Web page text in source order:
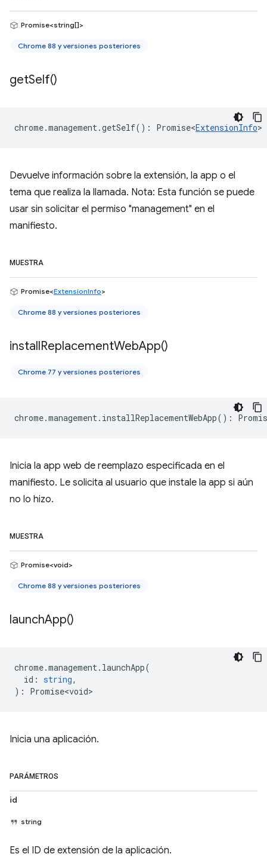
Promise<string[]>
Chrome 88 y versiones posteriores
getSelf()
chrome.management.getSelf() : Promise<ExtensionInfo>
Devuelve información sobre la extensión, la app o el
tema que realiza la llamada. Nota: Esta función se puede
usar sin solicitar el permiso "management" en el
manifiesto.
MUESTRA
Promise<ExtensionInfo>
Chrome 88 y versiones posteriores
installReplacementWebApp()
Chrome 77 y versiones posteriores
chrome.management. installReplacementWebApp() :
Inicia la app web de reemplazo especificada en el
manifiesto. Le solicita al usuario que instale la app si aún
no lo hizo.
MUESTRA
Promise<void>
Chrome 88 y versiones posteriores
launchApp()
chrome.management. launchApp(
id : string,
) : Promise<void>
Inicia una aplicación.
PARÁMETROS
id
string
Es el ID de extensión de la aplicación.